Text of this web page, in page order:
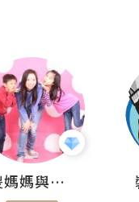
儍媽媽與兩隻小魔怪之家